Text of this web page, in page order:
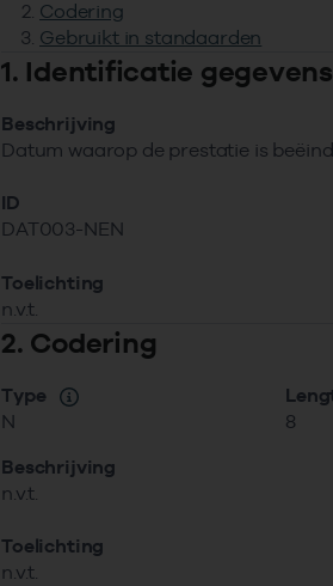
Codering
Gebruikt in standaarden
1. Identificatie
Beschrijving
Datum waarop de prestatie is
ID
DAT003-NEN
Toelichting
n.v.t.
2. Codering
Type
N
8
Beschrijving
n.v.t.
Toelichting
n.v.t.